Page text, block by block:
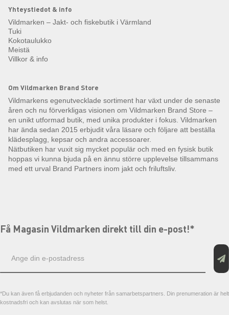
Yhteystiedot & info
Vildmarken – Jakt- och fiskebutik i Värmland
Tuki
Kokotaulukko
Meistä
Villkor & info
Om Vildmarken Brand Store
Vildmarkens egenutvecklade sortiment har växt under de senaste
åren och nu förverkligas visionen om Vildmarken Brand Store –
en unikt utformad butik, med unika produkter i fokus. Vildmarken
har ända sedan 2015 erbjudit våra läsare och följare att beställa
klädesplagg, kepsar och andra accessoarer.
Nätbutiken har vuxit sig mycket populär och med en fysisk butik
hoppas vi kunna bjuda på en ännu större upplevelse tillsammans
med ett urval Brand Partners inom jakt och friluftsliv.
Få Magasin Vildmarken direkt till din e-post!*
postadress
*Du kan även få erbjudanden och nyheter från samarbetspartners. Din prenumeration är helt
kostnadsfri och kan avslutas när som helst.